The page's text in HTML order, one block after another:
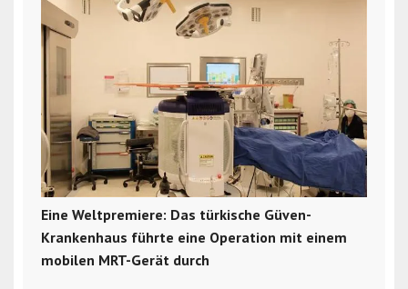
Eine Weltpremiere: Das türkische Güven-
Krankenhaus führte eine Operation mit einem
mobilen MRT-Gerät durch